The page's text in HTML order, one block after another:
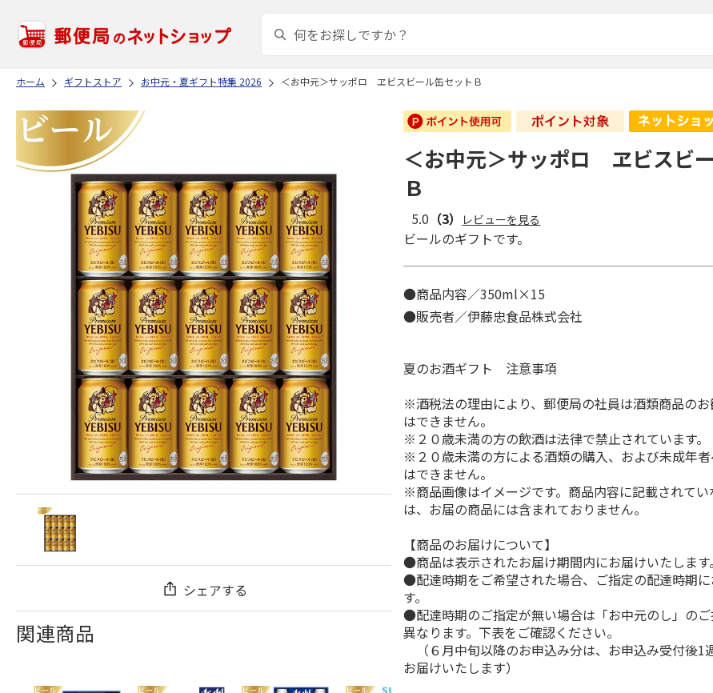
ホーム ギフトストア お中元・夏ギフト特集 2026 ＜お中元＞サッポロ ヱビスビール缶セットＢ
シェアする
関連商品
＜お中元＞サッポロ ヱビスビ
Ｂ
5.0 （3） レビューを見る
ビールのギフトです。
●商品内容／350ml×15
●販売者／伊藤忠食品株式会社
夏のお酒ギフト 注意事項
※酒税法の理由により、郵便局の社員は酒類商品の
はできません。
※２０歳未満の方の飲酒は法律で禁止されています。
※２０歳未満の方による酒類の購入、および未成年
はできません。
※商品画像はイメージです。商品内容に記載されてい
は、お届の商品には含まれておりません。
【商品のお届けについて】
●商品は表示されたお届け期間内にお届けいたします。
●配達時期をご希望された場合、ご指定の配達時期
す。
●配達時期のご指定が無い場合は「お中元のし」の
異なります。下表をご確認ください。
（６月中旬以降のお申込み分は、お申込み受付後1
お届けいたします）